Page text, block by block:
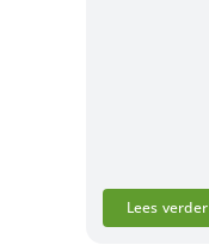
Lees verder